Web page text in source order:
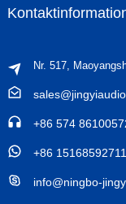
Nr. 517,
+86 574
+86 15168592711
info@ningbo-